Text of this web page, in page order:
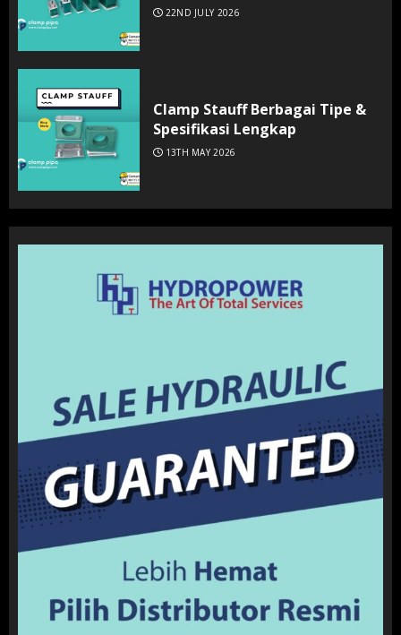
22ND JULY 2026
Clamp Stauff Berbagai Tipe &
Spesifikasi Lengkap
13TH MAY 2026